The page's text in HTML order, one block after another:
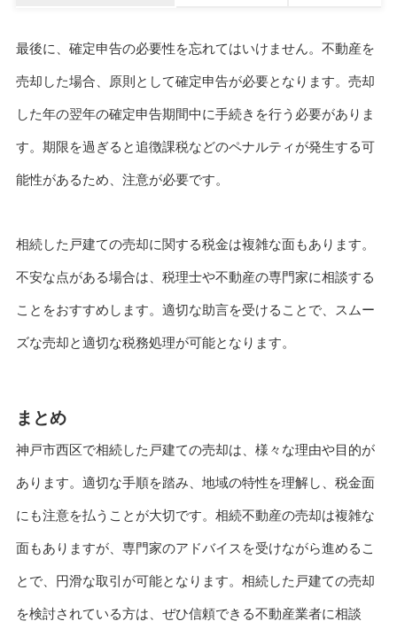
最後に、確定申告の必要性を忘れてはいけません。不動産を
売却した場合、原則として確定申告が必要となります。売却
した年の翌年の確定申告期間中に手続きを行う必要がありま
す。期限を過ぎると追徴課税などのペナルティが発生する可
能性があるため、注意が必要です。
相続した戸建ての売却に関する税金は複雑な面もあります。
不安な点がある場合は、税理士や不動産の専門家に相談する
ことをおすすめします。適切な助言を受けることで、スムー
ズな売却と適切な税務処理が可能となります。
まとめ
神戸市西区で相続した戸建ての売却は、様々な理由や目的が
あります。適切な手順を踏み、地域の特性を理解し、税金面
にも注意を払うことが大切です。相続不動産の売却は複雑な
面もありますが、専門家のアドバイスを受けながら進めるこ
とで、円滑な取引が可能となります。相続した戸建ての売却
を検討されている方は、ぜひ信頼できる不動産業者に相談